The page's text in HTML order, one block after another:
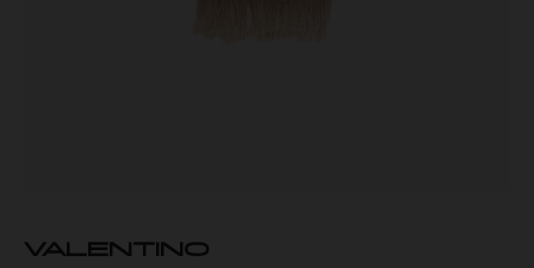
VALENTINO